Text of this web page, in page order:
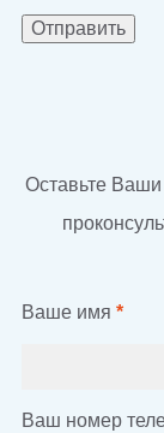
Оставьте
Ваше имя *
Ваш номер